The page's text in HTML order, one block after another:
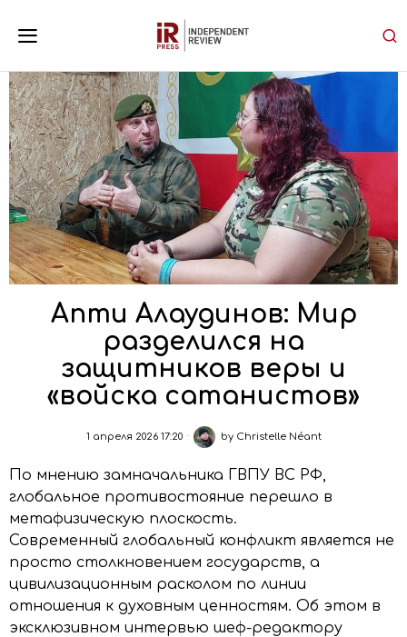
Апти Алаудинов: Мир
разделился на
защитников веры и
«войска сатанистов»
1 апреля 2026 17:20 by Christelle Néant
По мнению замначальника ГВПУ ВС РФ,
глобальное противостояние перешло в
метафизическую плоскость.
Современный глобальный конфликт является не
просто столкновением государств, а
цивилизационным расколом по линии
отношения к духовным ценностям. Об этом в
эксклюзивном интервью шеф-редактору